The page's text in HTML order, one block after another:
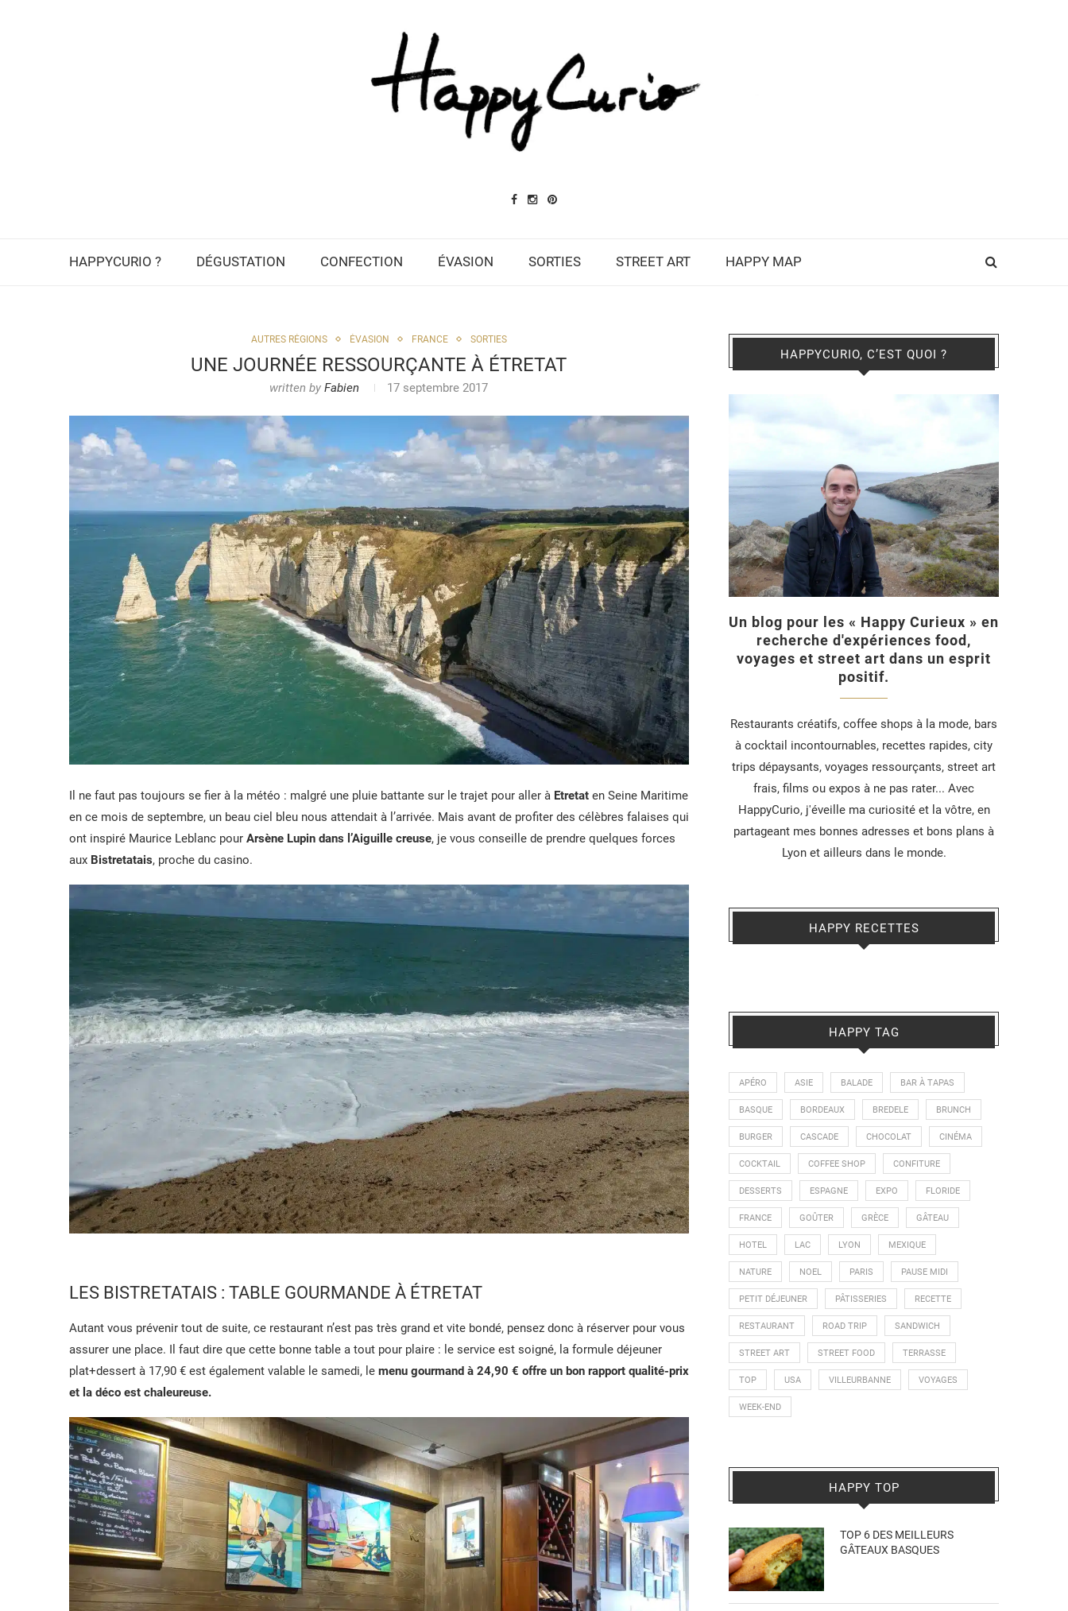
HAPPYCURIO ? DÉGUSTATION CONFECTION ÉVASION SORTIES STREET ART HAPPY MAP
AUTRES RÉGIONS ÉVASION FRANCE SORTIES
UNE JOURNÉE RESSOURÇANTE À ÉTRETAT
written byFabien 17 septembre 2017
Il ne faut pas toujours se fier à la météo : malgré une pluie battante sur le trajet pour aller à Etretat en Seine Maritime
en ce mois de septembre, un beau ciel bleu nous attendait à l’arrivée. Mais avant de profiter des célèbres falaises qui
ont inspiré Maurice Leblanc pour Arsène Lupin dans l’Aiguille creuse, je vous conseille de prendre quelques forces
aux Bistretatais, proche du casino.
LES BISTRETATAIS : TABLE GOURMANDE À ÉTRETAT
Autant vous prévenir tout de suite, ce restaurant n’est pas très grand et vite bondé, pensez donc à réserver pour vous
assurer une place. Il faut dire que cette bonne table a tout pour plaire : le service est soigné, la formule déjeuner
plat+dessert à 17,90 € est également valable le samedi, le menu gourmand à 24,90 € offre un bon rapport qualité-prix
et la déco est chaleureuse.
HAPPYCURIO, C’EST QUOI ?
Un blog pour les « Happy Curieux » en
recherche d'expériences food,
voyages et street art dans un esprit
positif.
Restaurants créatifs, coffee shops à la mode, bars
à cocktail incontournables, recettes rapides, city
trips dépaysants, voyages ressourçants, street art
frais, films ou expos à ne pas rater... Avec
HappyCurio, j'éveille ma curiosité et la vôtre, en
partageant mes bonnes adresses et bons plans à
Lyon et ailleurs dans le monde.
HAPPY RECETTES
HAPPY TAG
APÉRO ASIE BALADE BAR À TAPAS
BASQUE BORDEAUX BREDELE BRUNCH
BURGER CASCADE CHOCOLAT CINÉMA
COCKTAIL COFFEE SHOP CONFITURE
DESSERTS ESPAGNE EXPO FLORIDE
FRANCE GOÛTER GRÈCE GÂTEAU
HOTEL LAC LYON MEXIQUE
NATURE NOEL PARIS PAUSE MIDI
PETIT DÉJEUNER PÂTISSERIES RECETTE
RESTAURANT ROAD TRIP SANDWICH
STREET ART STREET FOOD TERRASSE
TOP USA VILLEURBANNE VOYAGES
WEEK-END
HAPPY TOP
TOP 6 DES MEILLEURS
GÂTEAUX BASQUES